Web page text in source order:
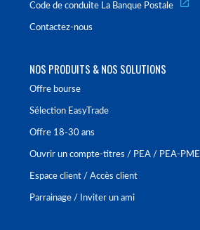
Code de conduite La Banque Postale
Contactez-nous
NOS PRODUITS & NOS SOLUTIONS
Offre bourse
Sélection EasyTrade
Offre 18-30 ans
Ouvrir un compte-titres / PEA / PEA-PME
Espace client / Accès client
Parrainage / Inviter un ami